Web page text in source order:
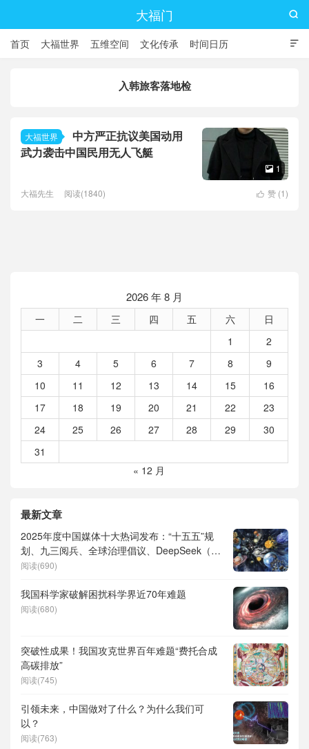
大福门

首页 大福世界 五维空间 文化传承 时间日历

入韩旅客落地检
大福世界
中方严正抗议美国动用
武力袭击中国民用无人飞艇
 1
 赞 (1)
大福先生 阅读(1840)
2026 年 8 月
一 二 三 四 五 六
日
1
2
3
4 5 6 7 8
9
10
11 12 13 14 15
16
17
18 19 20 21 22
23
24
25 26 27 28 29
30
31
« 12 月
最新文章
2025年度中国媒体十大热词发布：“十五五”规
划、九三阅兵、全球治理倡议、DeepSeek（深
度求索）、人形机器人、苏超、票根经济、育
阅读(690)
我国科学家破解困扰科学界近70年难题
阅读(680)
突破性成果！我国攻克世界百年难题“费托合成
高碳排放”
阅读(745)
引领未来，中国做对了什么？为什么我们可
以？
阅读(763)